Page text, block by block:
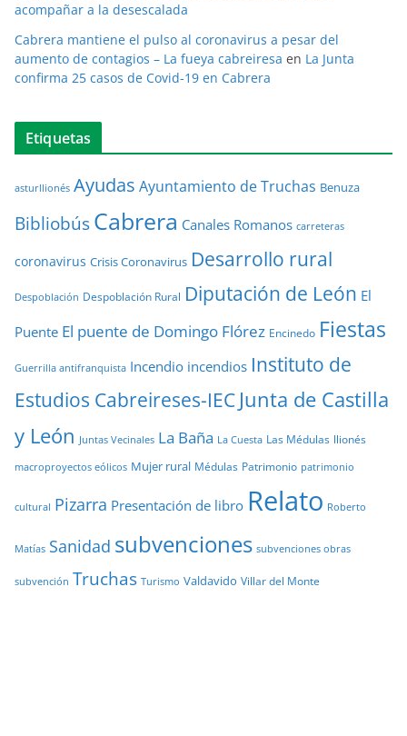
acompañar a la desescalada
Cabrera mantiene el pulso al coronavirus a pesar del
aumento de contagios – La fueya cabreiresa en La Junta
confirma 25 casos de Covid-19 en Cabrera
Etiquetas
asturllionés Ayudas Ayuntamiento de Truchas Benuza
BibliobúsCabrera Canales Romanos carreteras
coronavirus Crisis Coronavirus Desarrollo rural
Despoblación Despoblación Rural Diputación de León El
Puente El puente de Domingo Flórez Encinedo Fiestas
Guerrilla antifranquista Incendio incendios Instituto de
Estudios Cabreireses-IEC Junta de Castilla
y León Juntas Vecinales La Baña La Cuesta Las Médulas llionés
macroproyectos eólicos Mujer rural Médulas Patrimonio patrimonio
cultural Pizarra Presentación de libro Relato Roberto
Matías Sanidad subvenciones subvenciones obras
subvención Truchas Turismo Valdavido Villar del Monte